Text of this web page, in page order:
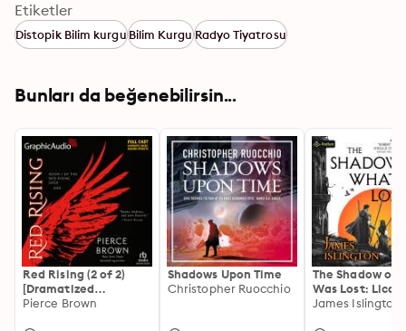
Etiketler
Distopik Bilim kurguBilim KurguRadyo Tiyatrosu
Bunları da beğenebilirsin...
Red Rising (2 of 2)
[Dramatized
Adaptation]: Red
Pierce Brown
Shadows Upon Time
Christopher Ruocchio
The Shadow of
Was Lost:
Book 1
James Islington